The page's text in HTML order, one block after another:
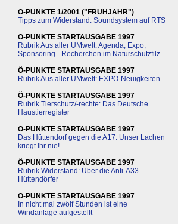
Ö-PUNKTE 1/2001 ("FRÜHJAHR")
Tipps zum Widerstand: Soundsystem auf RTS
Ö-PUNKTE STARTAUSGABE 1997
Rubrik Aus aller UMwelt: Agenda, Expo,
Sponsoring - Recherchen im Naturschutzfilz
Ö-PUNKTE STARTAUSGABE 1997
Rubrik Aus aller UMwelt: EXPO-Neuigkeiten
Ö-PUNKTE STARTAUSGABE 1997
Rubrik Tierschutz/-rechte: Das Deutsche
Haustierregister
Ö-PUNKTE STARTAUSGABE 1997
Das Hüttendorf gegen die A17: Unser Lachen
kriegt Ihr nie!
Ö-PUNKTE STARTAUSGABE 1997
Rubrik Widerstand: Über die Anti-A33-
Hüttendörfer
Ö-PUNKTE STARTAUSGABE 1997
In nicht mal zwölf Stunden ist eine
Windanlage aufgestellt